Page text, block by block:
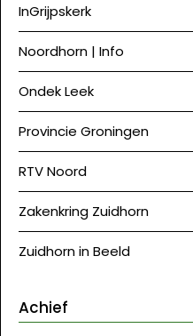
InGrijpskerk
Noordhorn | Info
Ondek Leek
Provincie Groningen
RTV Noord
Zakenkring Zuidhorn
Zuidhorn in Beeld
Achief